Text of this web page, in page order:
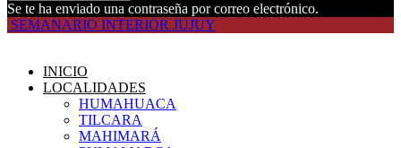
Se te ha enviado una contraseña por correo electrónico.
SEMANARIO INTERIOR JUJUY
INICIO
LOCALIDADES
HUMAHUACA
TILCARA
MAHIMARÁ